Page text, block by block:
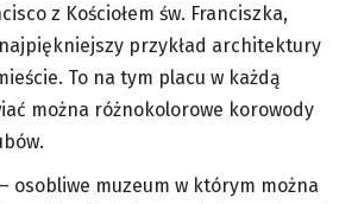
z Kościołem św. Franciszka,
przykład architektury
To na tym placu w każdą
można różnokolorowe korowody
osobliwe muzeum w którym można